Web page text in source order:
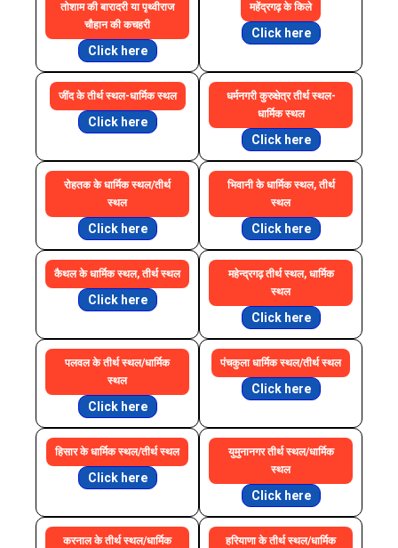
तोशाम की बारादरी या पृथ्वीराज
चौहान की कचहरी
Click here
महेंद्रगढ़ के किले
Click here
जींद के तीर्थ स्थल-धार्मिक स्थल
Click here
धर्मनगरी कुरुक्षेत्र तीर्थ स्थल-
धार्मिक स्थल
Click here
रोहतक के धार्मिक स्थल/तीर्थ
स्थल
Click here
भिवानी के धार्मिक स्थल, तीर्थ
स्थल
Click here
कैथल के धार्मिक स्थल, तीर्थ स्थल
Click here
महेन्द्रगढ़ तीर्थ स्थल, धार्मिक
स्थल
Click here
पलवल के तीर्थ स्थल/धार्मिक
स्थल
Click here
पंचकुला धार्मिक स्थल/तीर्थ स्थल
Click here
हिसार के धार्मिक स्थल/तीर्थ स्थल
Click here
युमुनानगर तीर्थ स्थल/धार्मिक
स्थल
Click here
करनाल के तीर्थ स्थल/धार्मिक
हरियाणा के तीर्थ स्थल/धार्मिक